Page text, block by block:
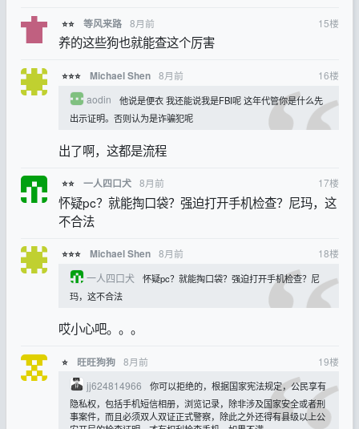
⭐⭐ 等风来路 8月前 15楼
养的这些狗也就能查这个厉害
⭐⭐⭐ Michael Shen 8月前 16楼
aodin
他说是便衣 我还能说我是FBI呢 这年代管你是什么先
出示证明。否则认为是诈骗犯呢
出了啊，这都是流程
⭐⭐ 一人四口犬 8月前 17楼
怀疑pc？就能掏口袋？强迫打开手机检查？尼玛，这
不合法
⭐⭐⭐ Michael Shen 8月前 18楼
一人四口犬
怀疑pc？就能掏口袋？强迫打开手机检查？尼
玛，这不合法
哎小心吧。。。
⭐ 旺旺狗狗 8月前 19楼
jj624814966
你可以拒绝的，根据国家宪法规定，公民享有
隐私权，包括手机短信相册，浏览记录，除非涉及国家安全或者刑
事案件，而且必须双人双证正式警察，除此之外还得有县级以上公